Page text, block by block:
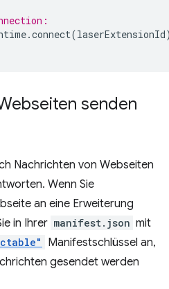
.connect(laserExtensionId
senden
Nachrichten von Webseiten
Wenn Sie
an eine Erweiterung
in Ihrer manifest.json mit
Manifestschlüssel an,
gesendet werden